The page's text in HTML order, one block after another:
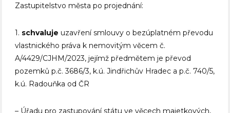
Zastupitelstvo města po projednání:
1. schvaluje uzavření smlouvy o bezúplatném převodu
vlastnického práva k nemovitým věcem č.
A/4429/CJHM/2023, jejímž předmětem je převod
pozemků p.č. 3686/3, k.ú. Jindřichův Hradec a p.č. 740/5,
k.ú. Radouňka od ČR